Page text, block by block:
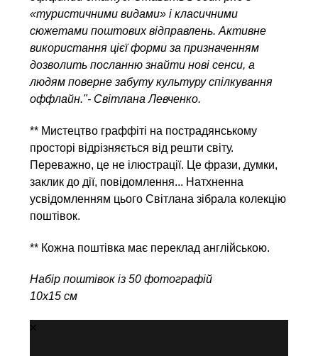
«туристичними видами» і класичними
сюжетами поштових відправлень. Активне
використання цієї форми за призначенням
дозволить посланню знайти нові сенси, а
людям поверне забуту культуру спілкування
оффлайн."- Світлана Левченко.
** Мистецтво граффіті на пострадянському
просторі відрізняється від решти світу.
Переважно, це не ілюстрації. Це фрази, думки,
заклик до дії, повідомлення... Натхненна
усвідомленням цього Світлана зібрала колекцію
поштівок.
** Кожна поштівка має переклад англійською.
Набір поштівок із 50 фотографій
10х15 cм